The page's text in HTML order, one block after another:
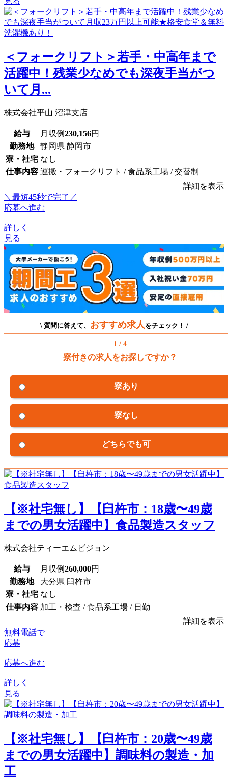
＜フォークリフト＞若手・中高年まで
活躍中！残業少なめでも深夜手当がつ
いて月...
株式会社平山 沼津支店
給与 月収例230,156円
勤務地
静岡県 静岡市
寮・社宅 なし
仕事内容 運搬・フォークリフト / 食品系工場 / 交替制
詳細を表示
＼最短45秒で完了／
応募へ進む
詳しく
見る
\ 質問に答えて、 おすすめ求人 をチェック！ /
1 / 4
寮付きの求人をお探しですか？
寮あり
寮なし
どちらでも可
【※社宅無し】【臼杵市：18歳〜49歳
までの男女活躍中】食品製造スタッフ
株式会社ティーエムビジョン
給与 月収例260,000円
勤務地
大分県 臼杵市
寮・社宅 なし
仕事内容 加工・検査 / 食品系工場 / 日勤
詳細を表示
無料電話で
応募
応募へ進む
詳しく
見る
【※社宅無し】【臼杵市：20歳〜49歳
までの男女活躍中】調味料の製造・加
工